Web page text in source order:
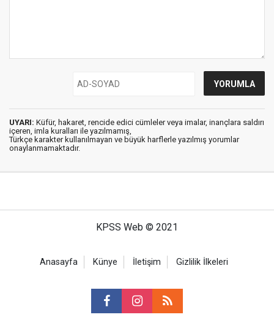
UYARI: Küfür, hakaret, rencide edici cümleler veya imalar, inançlara saldırı
içeren, imla kuralları ile yazılmamış,
Türkçe karakter kullanılmayan ve büyük harflerle yazılmış yorumlar
onaylanmamaktadır.
KPSS Web © 2021
Anasayfa Künye İletişim Gizlilik İlkeleri